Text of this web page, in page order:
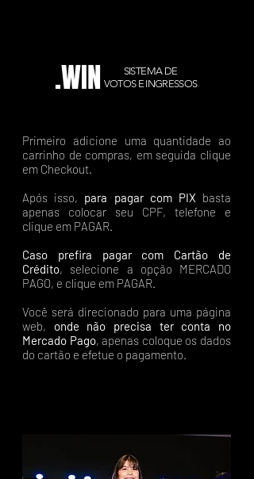
.WIN
SISTEMA DE
VOTOS E INGRESSOS
Primeiro adicione uma quantidade ao
carrinho de compras, em seguida clique
em Checkout.
Após isso, para pagar com PIX basta
apenas colocar seu CPF, telefone e
clique em PAGAR.
Caso prefira pagar com Cartão de
Crédito, selecione a opção MERCADO
PAGO, e clique em PAGAR.
Você será direcionado para uma página
web, onde não precisa ter conta no
Mercado Pago, apenas coloque os dados
do cartão e efetue o pagamento.